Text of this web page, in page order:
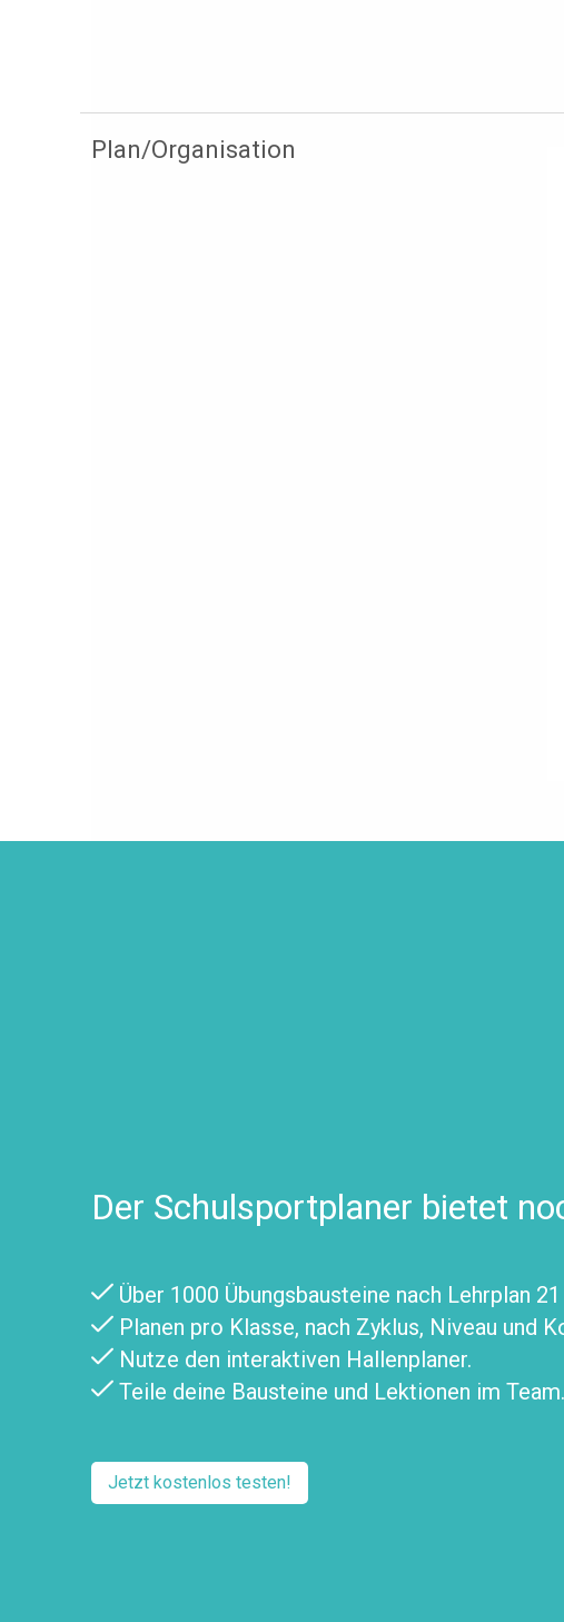
Plan/Organisation
Der Schulsportplaner bietet
Über 1000 Übungsbausteine nach Lehrplan
Planen pro Klasse, nach Zyklus, Niveau und
Nutze den interaktiven Hallenplaner.
Teile deine Bausteine und Lektionen im Team.
Jetzt kostenlos testen!